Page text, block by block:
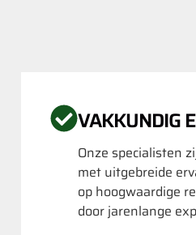
VAKKUNDIG
Onze specialisten
met uitgebreide
op hoogwaardige
door jarenlange